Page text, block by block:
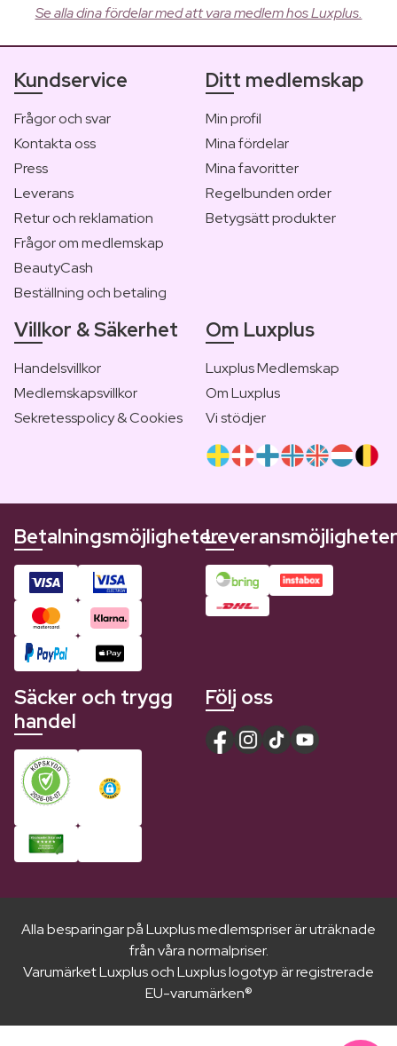
Se alla dina fördelar med att vara medlem hos Luxplus.
Kundservice
Frågor och svar
Kontakta oss
Press
Leverans
Retur och reklamation
Frågor om medlemskap
BeautyCash
Beställning och betaling
Ditt medlemskap
Min profil
Mina fördelar
Mina favoritter
Regelbunden order
Betygsätt produkter
Villkor & Säkerhet
Handelsvillkor
Medlemskapsvillkor
Sekretesspolicy & Cookies
Om Luxplus
Luxplus Medlemskap
Om Luxplus
Vi stödjer
BetalningsmöjligheterLeveransmöjligheter
Säcker och trygg
handel
Följ oss
Alla besparingar på Luxplus medlemspriser är uträknade
från våra normalpriser.
Varumärket Luxplus och Luxplus logotyp är registrerade
EU-varumärken®